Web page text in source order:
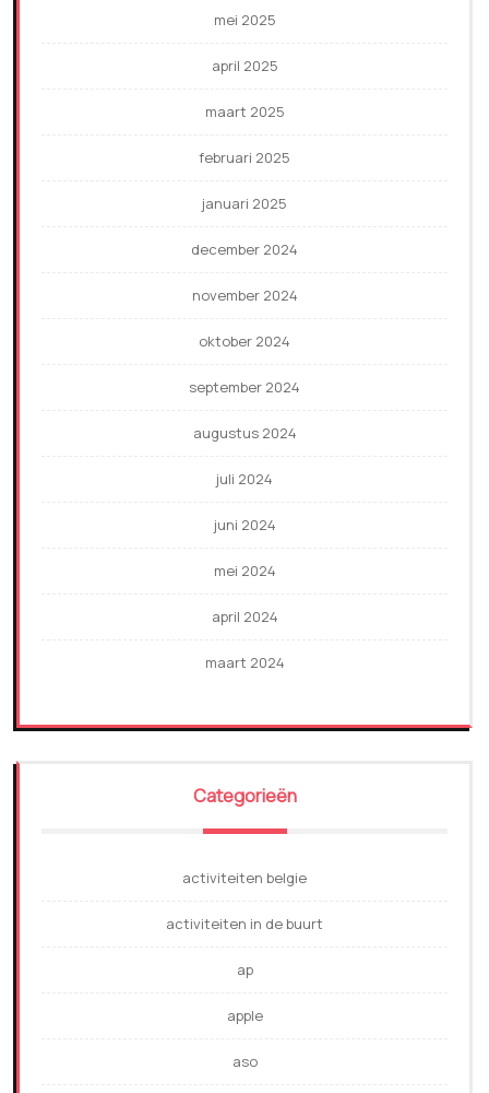
mei 2025
april 2025
maart 2025
februari 2025
januari 2025
december 2024
november 2024
oktober 2024
september 2024
augustus 2024
juli 2024
juni 2024
mei 2024
april 2024
maart 2024
Categorieën
activiteiten belgie
activiteiten in de buurt
ap
apple
aso